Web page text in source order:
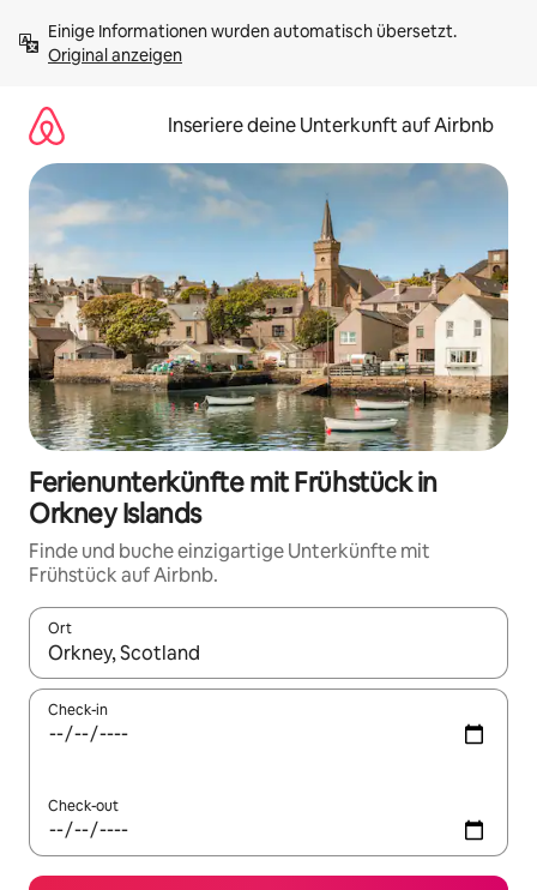
Inhalten
springenOriginal anzeigen
Inseriere deine Unterkunft auf Airbnb
Ferienunterkünfte mit Frühstück in
Orkney Islands
Finde und buche einzigartige Unterkünfte mit
Frühstück auf Airbnb.
Ort
Wenn Ergebnisse verfügbar sind, navigiere mit den
Check-in
Check-out